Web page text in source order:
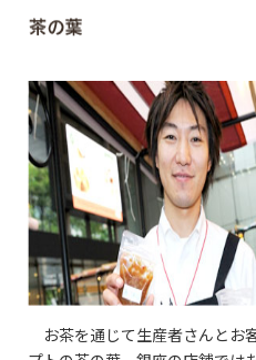
お茶を通じて生産者さんとお